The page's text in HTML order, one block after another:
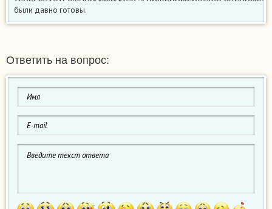
были давно готовы.
Ответить на вопрос: